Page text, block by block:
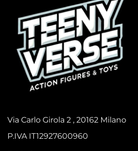
Via Carlo Girola 2 , 20162 Milano
P.IVA IT12927600960